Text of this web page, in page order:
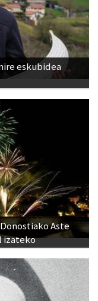
eskubidea
Aste
izateko